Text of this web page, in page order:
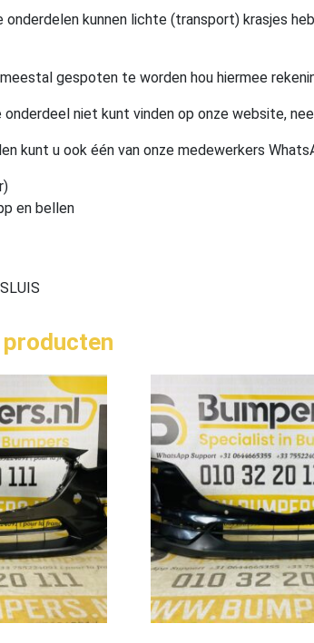
onderdelen kunnen lichte (transport) krasjes
gespoten te worden hou hiermee
onderdeel niet kunt vinden op onze website,
kunt u ook één van onze medewerkers
en bellen